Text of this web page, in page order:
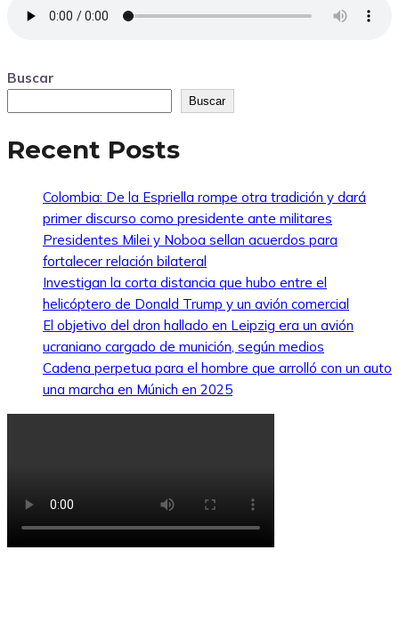
Buscar
Buscar
Recent Posts
Colombia: De la Espriella rompe otra tradición y dará
primer discurso como presidente ante militares
Presidentes Milei y Noboa sellan acuerdos para
fortalecer relación bilateral
Investigan la corta distancia que hubo entre el
helicóptero de Donald Trump y un avión comercial
El objetivo del dron hallado en Leipzig era un avión
ucraniano cargado de munición, según medios
Cadena perpetua para el hombre que arrolló con un auto
una marcha en Múnich en 2025